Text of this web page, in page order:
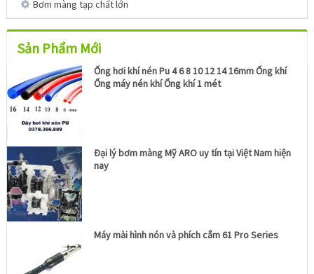
Bơm màng tạp chất lớn
Sản Phẩm Mới
Ống hơi khí nén Pu 4 6 8 10 12 14 16mm Ống khí
Ống máy nén khí Ống khí 1 mét
Đại lý bơm màng Mỹ ARO uy tín tại Việt Nam hiện
nay
Máy mài hình nón và phích cắm 61 Pro Series